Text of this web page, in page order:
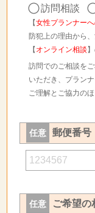
訪問相談
【女性プランナー
防犯上の理由から
【 オンライン相談
訪問でのご相談を
いただき、プラン
ご理解とご協力の
任意 郵便番号
任意 ご希望の